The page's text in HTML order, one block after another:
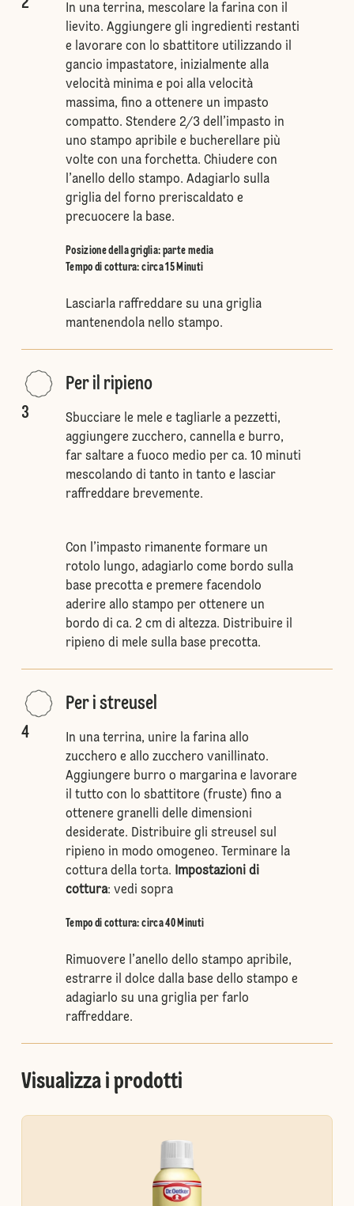
In una terrina, mescolare la farina con il
lievito. Aggiungere gli ingredienti restanti
e lavorare con lo sbattitore utilizzando il
gancio impastatore, inizialmente alla
velocità minima e poi alla velocità
massima, fino a ottenere un impasto
compatto. Stendere 2/3 dell’impasto in
uno stampo apribile e bucherellare più
volte con una forchetta. Chiudere con
l’anello dello stampo. Adagiarlo sulla
griglia del forno preriscaldato e
precuocere la base.
Posizione della griglia: parte media
Tempo di cottura: circa 15 Minuti
Lasciarla raffreddare su una griglia
mantenendola nello stampo.
3
Per il ripieno
Sbucciare le mele e tagliarle a pezzetti,
aggiungere zucchero, cannella e burro,
far saltare a fuoco medio per ca. 10 minuti
mescolando di tanto in tanto e lasciar
raffreddare brevemente.
Con l’impasto rimanente formare un
rotolo lungo, adagiarlo come bordo sulla
base precotta e premere facendolo
aderire allo stampo per ottenere un
bordo di ca. 2 cm di altezza. Distribuire il
ripieno di mele sulla base precotta.
4
Per i streusel
In una terrina, unire la farina allo
zucchero e allo zucchero vanillinato.
Aggiungere burro o margarina e lavorare
il tutto con lo sbattitore (fruste) fino a
ottenere granelli delle dimensioni
desiderate. Distribuire gli streusel sul
ripieno in modo omogeneo. Terminare la
cottura della torta. Impostazioni di
cottura: vedi sopra
Tempo di cottura: circa 40 Minuti
Rimuovere l’anello dello stampo apribile,
estrarre il dolce dalla base dello stampo e
adagiarlo su una griglia per farlo
raffreddare.
Visualizza i prodotti